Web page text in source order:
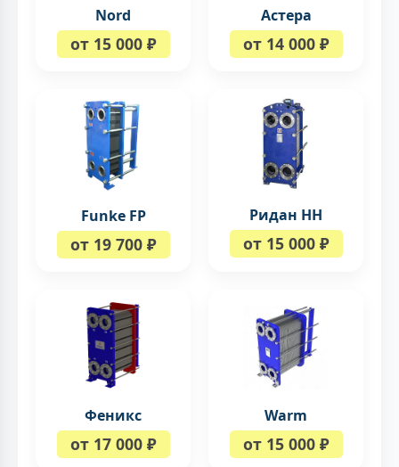
Nord
от 15 000 ₽
Астера
от 14 000 ₽
Funke FP
от 19 700 ₽
Ридан НН
от 15 000 ₽
Феникс
от 17 000 ₽
Warm
от 15 000 ₽